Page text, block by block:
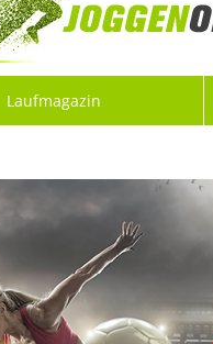
Laufmagazin